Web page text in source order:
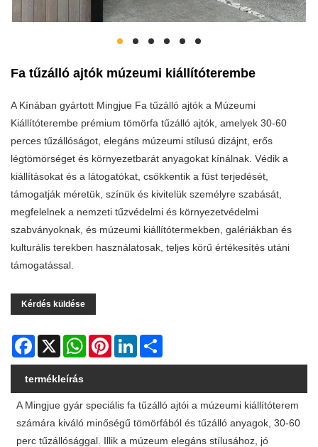
Fa tűzálló ajtók múzeumi kiállítóterembe
A Kínában gyártott Mingjue Fa tűzálló ajtók a Múzeumi
Kiállítóterembe prémium tömörfa tűzálló ajtók, amelyek 30-60
perces tűzállóságot, elegáns múzeumi stílusú dizájnt, erős
légtömörséget és környezetbarát anyagokat kínálnak. Védik a
kiállításokat és a látogatókat, csökkentik a füst terjedését,
támogatják méretük, színük és kivitelük személyre szabását,
megfelelnek a nemzeti tűzvédelmi és környezetvédelmi
szabványoknak, és múzeumi kiállítótermekben, galériákban és
kulturális terekben használatosak, teljes körű értékesítés utáni
támogatással.
Kérdés küldése
Facebook
X WhatsAppPinterestLinkedIn
termékleírás
A Mingjue gyár speciális fa tűzálló ajtói a múzeumi kiállítóterem
számára kiváló minőségű tömörfából és tűzálló anyagok, 30-60
perc tűzállósággal. Illik a múzeum elegáns stílusához, jó